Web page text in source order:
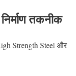
तकनीक
Strength Steel और